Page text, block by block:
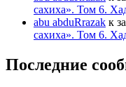
сахиха». Том 6.
abu abduRrazak к
сахиха». Том 6.
Последние